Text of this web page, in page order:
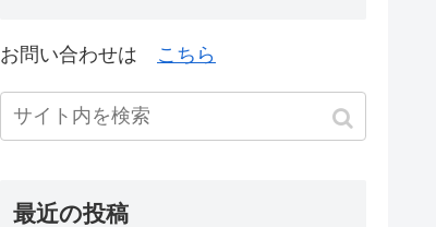
お問い合わせは こちら
最近の投稿